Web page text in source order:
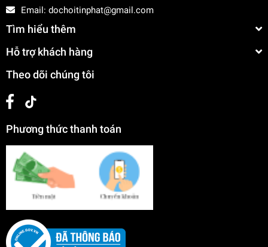
Email: dochoitinphat@gmail.com
Tìm hiểu thêm
Hỗ trợ khách hàng
Theo dõi chúng tôi
Phương thức thanh toán